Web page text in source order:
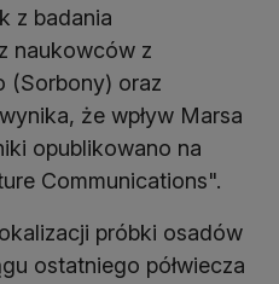
z badania
naukowców z
(Sorbony) oraz
że wpływ Marsa
opublikowano na
Communications".
próbki osadów
ostatniego półwiecza